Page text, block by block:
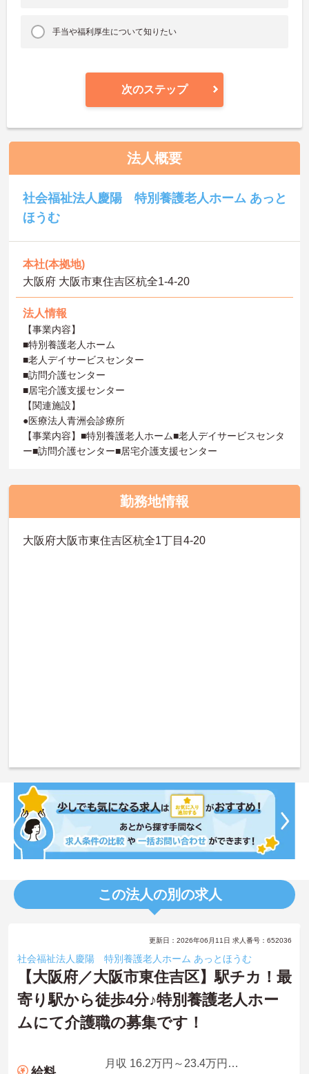
手当や福利厚生について知りたい
次のステップ
法人概要
社会福祉法人慶陽 特別養護老人ホーム あっと
ほうむ
本社(本拠地)
大阪府 大阪市東住吉区杭全1‐4‐20
法人情報
【事業内容】
■特別養護老人ホーム
■老人デイサービスセンター
■訪問介護センター
■居宅介護支援センター
【関連施設】
●医療法人青洲会診療所
【事業内容】■特別養護老人ホーム■老人デイサービスセンタ
ー■訪問介護センター■居宅介護支援センター
勤務地情報
大阪府大阪市東住吉区杭全1丁目4-20
この法人の別の求人
更新日：2026年06月11日 求人番号：652036
社会福祉法人慶陽 特別養護老人ホーム あっとほうむ
【大阪府／大阪市東住吉区】駅チカ！最
寄り駅から徒歩4分♪特別養護老人ホー
ムにて介護職の募集です！
月収 16.2万円～23.4万円程度（諸手当込）